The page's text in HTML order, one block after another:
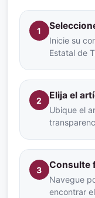
1
Inicie su
Estatal de
2 Elija el
Ubique el
3 Consulte
Navegue
encontrar